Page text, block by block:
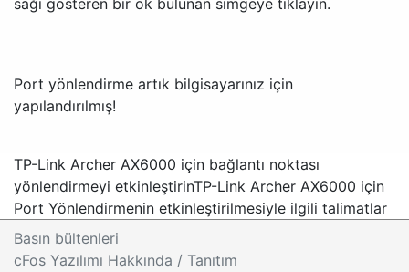
sağı gösteren bir ok bulunan simgeye tıklayın.
Port yönlendirme artık bilgisayarınız için
yapılandırılmış!
TP-Link Archer AX6000 için bağlantı noktası
yönlendirmeyi etkinleştirinTP-Link Archer AX6000 için
Port Yönlendirmenin etkinleştirilmesiyle ilgili talimatlar
Basın bültenleri
cFos Yazılımı Hakkında / Tanıtım